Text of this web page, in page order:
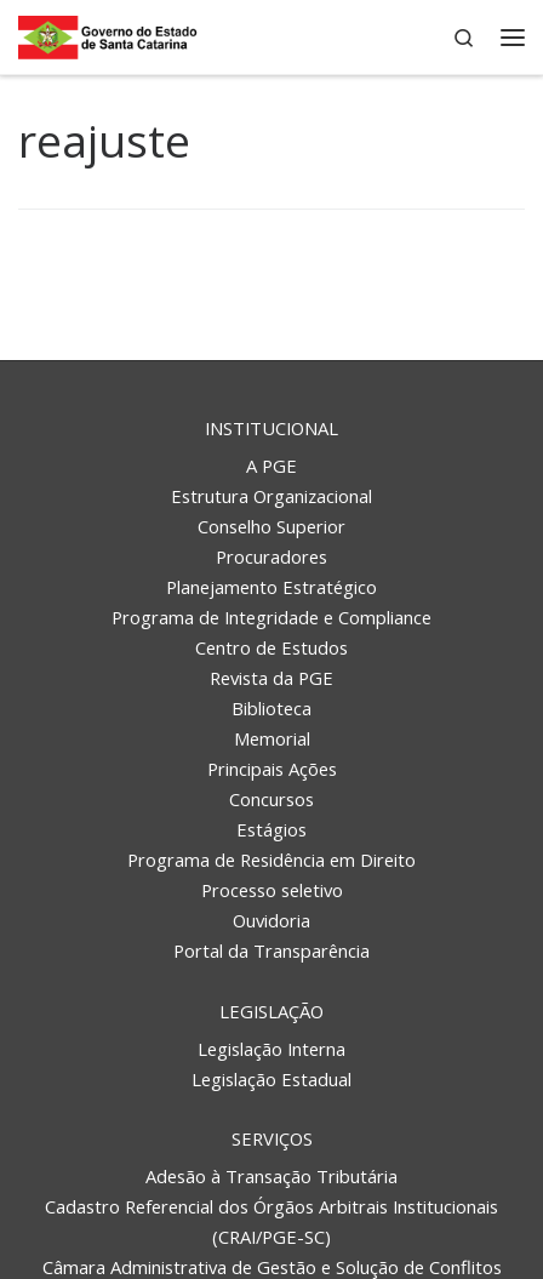
Skip to content
Search
reajuste
INSTITUCIONAL
A PGE
Estrutura Organizacional
Conselho Superior
Procuradores
Planejamento Estratégico
Programa de Integridade e Compliance
Centro de Estudos
Revista da PGE
Biblioteca
Memorial
Principais Ações
Concursos
Estágios
Programa de Residência em Direito
Processo seletivo
Ouvidoria
Portal da Transparência
LEGISLAÇÃO
Legislação Interna
Legislação Estadual
SERVIÇOS
Adesão à Transação Tributária
Cadastro Referencial dos Órgãos Arbitrais Institucionais
(CRAI/PGE-SC)
Câmara Administrativa de Gestão e Solução de Conflitos